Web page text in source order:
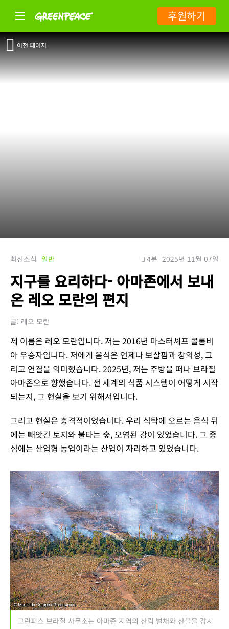
후원하기
이전 페이지
최신소식 일반 4분 2025년 11월 07일
지구를 요리하다- 아마존에서 보내
온 레오 모란의 편지
글: 레오 모란
제 이름은 레오 모란입니다. 저는 2016년 마스터셰프 콜롬비
아 우승자입니다. 저에게 음식은 언제나 보살핌과 창의성, 그
리고 연결을 의미했습니다. 2025년, 저는 주방을 떠나 브라질
아마존으로 향했습니다. 전 세계의 식품 시스템이 어떻게 시작
되는지, 그 현실을 보기 위해서입니다.
그리고 현실은 충격적이었습니다. 우리 식탁에 오르는 음식 뒤
에는 빼앗긴 토지와 불타는 숲, 오염된 강이 있었습니다. 그 중
심에는 산업형 농업이라는 산업이 자리하고 있었습니다.
그린피스 브라질 사무소는 아마존 지역의 산림 벌채와 산불을 감시